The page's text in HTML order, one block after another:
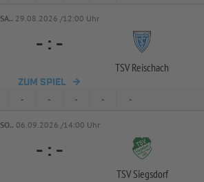
SA.. 29.08.2026 /12:00 Uhr
- : -
TSV Reischach
ZUM SPIEL
- - - - -
SO.. 06.09.2026 /14:00 Uhr
- : -
TSV Siegsdorf